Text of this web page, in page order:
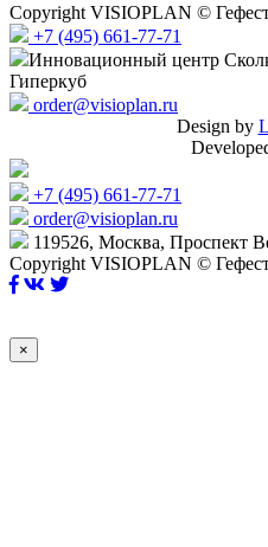
Copyright VISIOPLAN ©
+7 (495) 661-77-71
Инновационный центр
Гиперкуб
order@visioplan.ru
Design by
+7 (495) 661-77-71
order@visioplan.ru
119526, Москва, Проспект
Copyright VISIOPLAN ©
×